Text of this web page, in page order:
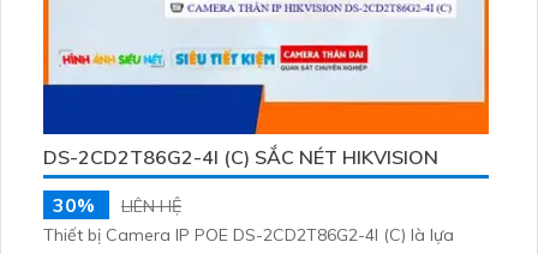
DS-2CD2T86G2-4I (C) SẮC NÉT HIKVISION
30%
LIÊN HỆ
Thiết bị Camera IP POE DS-2CD2T86G2-4I (C) là lựa